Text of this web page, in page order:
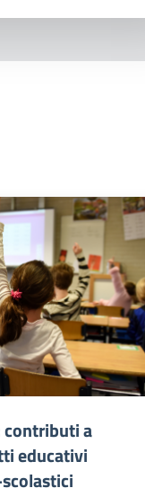
contributi a
educativi